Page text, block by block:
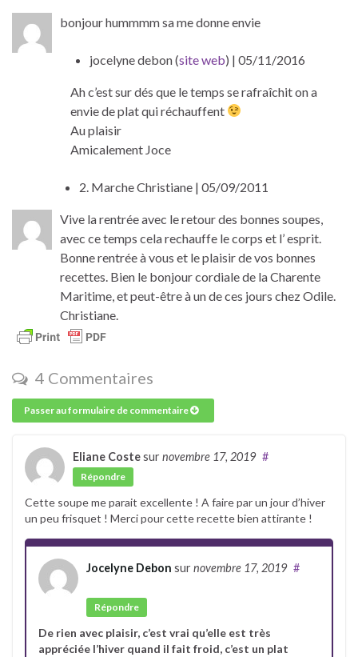
bonjour hummmm sa me donne envie
jocelyne debon (site web) | 05/11/2016
Ah c’est sur dés que le temps se rafraîchit on a
envie de plat qui réchauffent
Au plaisir
Amicalement Joce
2. Marche Christiane | 05/09/2011
Vive la rentrée avec le retour des bonnes soupes,
avec ce temps cela rechauffe le corps et l’ esprit.
Bonne rentrée à vous et le plaisir de vos bonnes
recettes. Bien le bonjour cordiale de la Charente
Maritime, et peut-être à un de ces jours chez Odile.
Christiane.
4 Commentaires
Passer au formulaire de commentaire
Eliane Costesur novembre 17, 2019 #
Répondre
Cette soupe me parait excellente ! A faire par un jour d’hiver
un peu frisquet ! Merci pour cette recette bien attirante !
Jocelyne Debon sur novembre 17, 2019 #
Répondre
De rien avec plaisir, c’est vrai qu’elle est très
appréciée l’hiver quand il fait froid, c’est un plat